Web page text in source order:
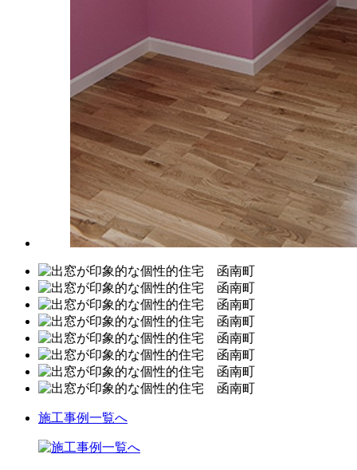
施工事例一覧へ